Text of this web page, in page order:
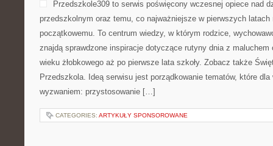
Przedszkole309 to serwis poświęcony wczesnej opiece nad
przedszkolnym oraz temu, co najważniejsze w pierwszych latach
początkowemu. To centrum wiedzy, w którym rodzice,
znajdą sprawdzone inspiracje dotyczące rutyny dnia z maluchem
wieku żłobkowego aż po pierwsze lata szkoły. Zobacz także
Przedszkola. Ideą serwisu jest porządkowanie tematów, które
wyzwaniem: przystosowanie […]
CATEGORIES: ARTYKUŁY SPONSOROWANE